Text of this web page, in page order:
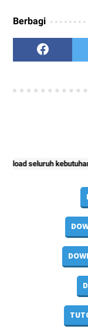
Berbagi
kebutuhan